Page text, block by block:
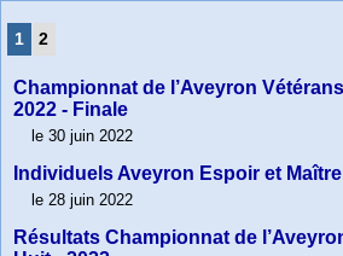
1 2
Championnat de l’Aveyron
2022 - Finale
le 30 juin 2022
Individuels Aveyron Espoir et
le 28 juin 2022
Résultats Championnat de